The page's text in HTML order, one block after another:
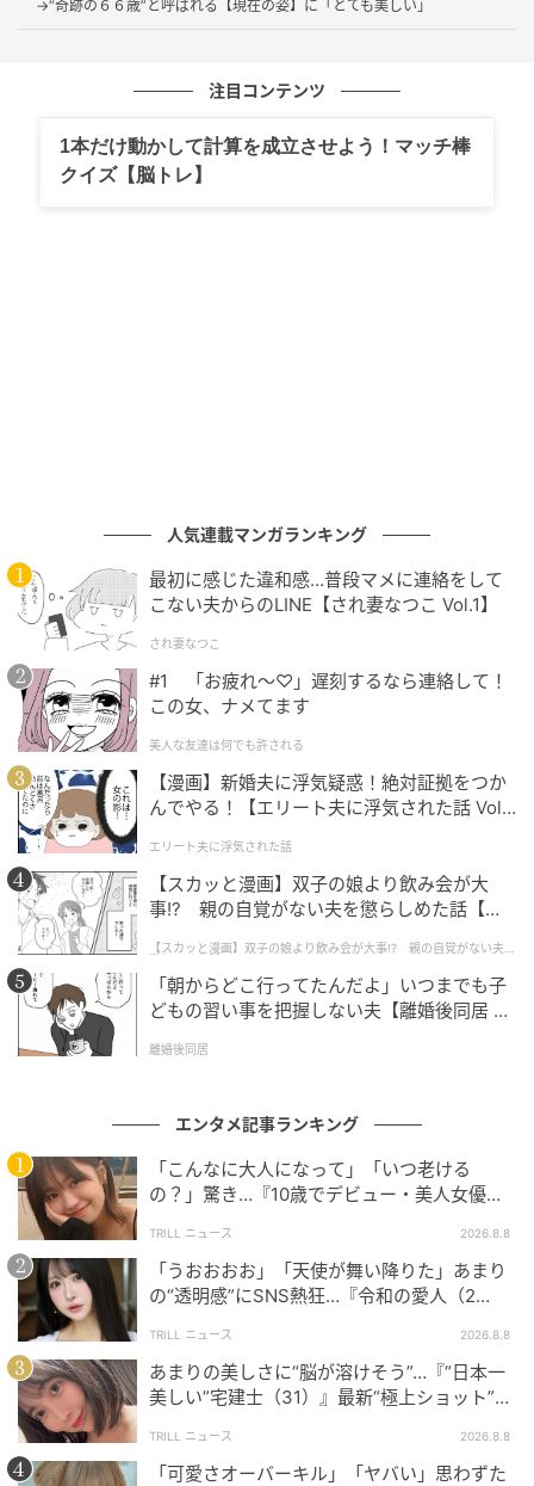
滝沢さんによると、紙タバコが多かった頃、ライター
は清掃車火災の原因の上位に入るほど危険なものだっ
たのだとか。
出典：マシンガンズ滝沢（@takizawa0914）さん
では、ライターを捨てる前にやるべき「ガス抜き」と
は、どのようにすればいいのでしょうか？
→“奇跡の６６歳”と呼ばれる【現在の姿】に「とても美しい」
注目コンテンツ
1本だけ動かして計算を成立させよう！マッチ棒
クイズ【脳トレ】
人気連載マンガランキング
最初に感じた違和感…普段マメに連絡をして
こない夫からのLINE【され妻なつこ Vol.1】
され妻なつこ
#1 「お疲れ〜♡」遅刻するなら連絡して！
この女、ナメてます
美人な友達は何でも許される
【漫画】新婚夫に浮気疑惑！絶対証拠をつか
んでやる！【エリート夫に浮気された話 Vol.
エリート夫に浮気された話
【スカッと漫画】双子の娘より飲み会が大
事!? 親の自覚がない夫を懲らしめた話【第1
【スカッと漫画】双子の娘より飲み会が大事!? 親の自覚がない夫を
懲らしめた話
「朝からどこ行ってたんだよ」いつまでも子
どもの習い事を把握しない夫【離婚後同居 Vo
離婚後同居
エンタメ記事ランキング
「こんなに大人になって」「いつ老ける
の？」驚き…『10歳でデビュー・美人女優（2
TRILL ニュース 2026.8.8
「うおおおお」「天使が舞い降りた」あまり
の“透明感”にSNS熱狂…『令和の愛人（2
TRILL ニュース 2026.8.8
あまりの美しさに“脳が溶けそう”…『“日本一
美しい”宅建士（31）』最新“極上ショット”に
TRILL ニュース 2026.8.8
「可愛さオーバーキル」「ヤバい」思わずた